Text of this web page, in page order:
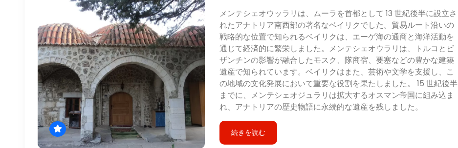
メンテシェオウッラリは、ムーラを首都として 13 世紀後半に設立さ
れたアナトリア南西部の著名なベイリクでした。貿易ルート沿いの
戦略的な位置で知られるベイリクは、エーゲ海の通商と海洋活動を
通じて経済的に繁栄しました。メンテシェオウラリは、トルコとビ
ザンチンの影響が融合したモスク、隊商宿、要塞などの豊かな建築
遺産で知られています。ベイリクはまた、芸術や文学を支援し、こ
の地域の文化発展において重要な役割を果たしました。 15 世紀後半
までに、メンテシェオジュラリは拡大するオスマン帝国に組み込ま
れ、アナトリアの歴史物語に永続的な遺産を残しました。
続きを読む